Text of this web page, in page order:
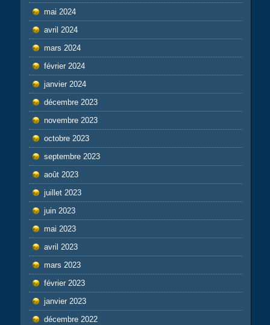
mai 2024
avril 2024
mars 2024
février 2024
janvier 2024
décembre 2023
novembre 2023
octobre 2023
septembre 2023
août 2023
juillet 2023
juin 2023
mai 2023
avril 2023
mars 2023
février 2023
janvier 2023
décembre 2022